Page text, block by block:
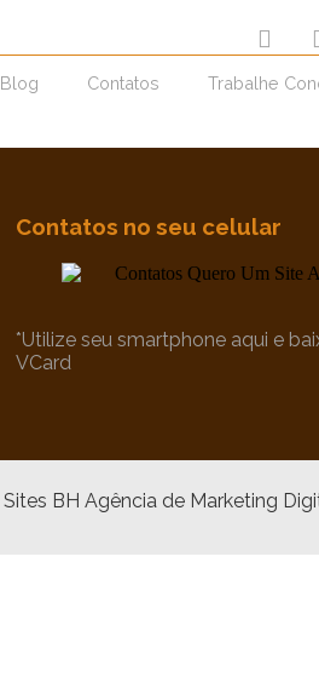
Blog Contatos Trabalhe
Contatos no seu celular
*Utilize seu smartphone aqui e
VCard
Agência de Marketing